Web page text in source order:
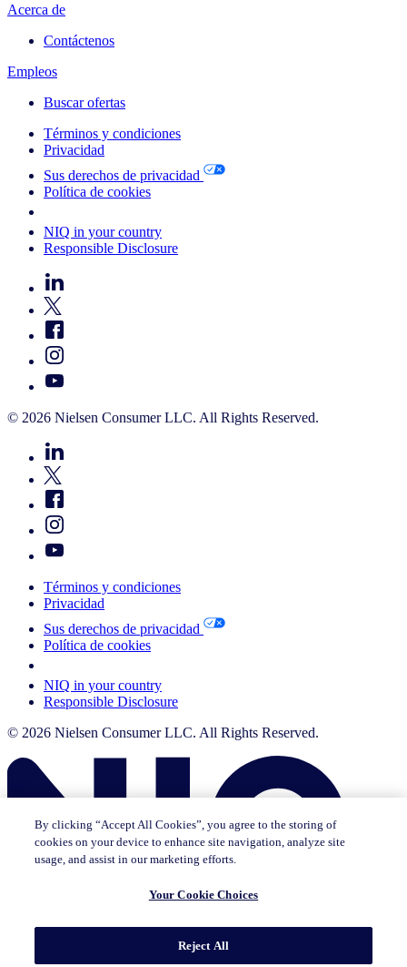
Acerca de
Contáctenos
Empleos
Buscar ofertas
Términos y condiciones
Privacidad
Sus derechos de privacidad
Política de cookies
NIQ in your country
Responsible Disclosure
© 2026 Nielsen Consumer LLC. All Rights Reserved.
Términos y condiciones
Privacidad
Sus derechos de privacidad
Política de cookies
NIQ in your country
Responsible Disclosure
© 2026 Nielsen Consumer LLC. All Rights Reserved.
Esta página no existe en [x]. Por favor lea la página en la que se
encuentra actualmente o vaya a la página de inicio en [x].
By clicking “Accept All Cookies”, you agree to the storing of
cookies on your device to enhance site navigation, analyze site
usage, and assist in our marketing efforts.
Your Cookie Choices
Reject All